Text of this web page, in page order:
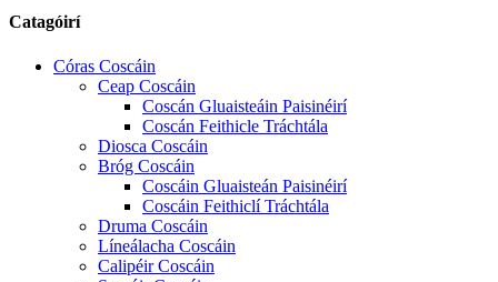
Catagóirí
Córas Coscáin
Ceap Coscáin
Coscán Gluaisteáin Paisinéirí
Coscán Feithicle Tráchtála
Diosca Coscáin
Bróg Coscáin
Coscáin Gluaisteán Paisinéirí
Coscáin Feithiclí Tráchtála
Druma Coscáin
Líneálacha Coscáin
Calipéir Coscáin